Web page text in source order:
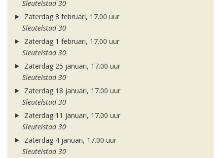
Sleutelstad 30
Zaterdag 8 februari, 17.00 uur
Sleutelstad 30
Zaterdag 1 februari, 17.00 uur
Sleutelstad 30
Zaterdag 25 januari, 17.00 uur
Sleutelstad 30
Zaterdag 18 januari, 17.00 uur
Sleutelstad 30
Zaterdag 11 januari, 17.00 uur
Sleutelstad 30
Zaterdag 4 januari, 17.00 uur
Sleutelstad 30